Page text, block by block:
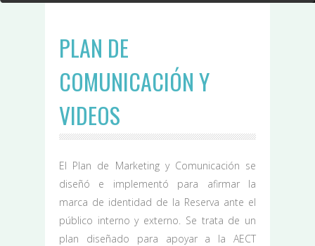
PLAN DE
COMUNICACIÓN Y
VIDEOS
El Plan de Marketing y Comunicación se
diseñó e implementó para afirmar la
marca de identidad de la Reserva ante el
público interno y externo. Se trata de un
plan diseñado para apoyar a la AECT